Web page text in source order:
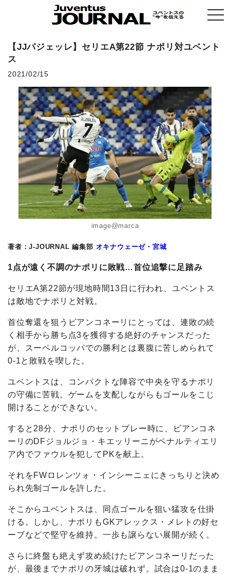
【JJパジェッレ】セリエA第22節 ナポリ対ユベント
ス
2021/02/15
image@marca
著者：J-JOURNAL 編集部 オキナウェーゼ・宮城
1点が遠く不調のナポリに敗戦…首位追撃に足踏み
セリエA第22節が現地時間13日に行われ、ユベントス
は敵地でナポリと対戦。
首位奪還を狙うビアンコネーリにとっては、連敗の続
く相手から勝ち点3を獲得する絶好のチャンスだった
が、スーペルコッパでの勝利とは裏腹に苦しめられて
0-1と敗戦を喫した。
ユベントスは、コンパクトな陣容で中央を守るナポリ
の守備に苦戦。ゲームを支配しながらもゴールをこじ
開けることができない。
すると28分、ナポリのセットプレー時に、ビアンコネ
ーリのDFジョルジョ・キエッリーニがペナルティエリ
ア内でファウルを犯してPKを献上。
それをFWロレンツォ・インシーニェにきっちりと決め
られ先制ゴールを許した。
そこからユベントスは、同点ゴールを狙い猛攻を仕掛
ける。しかし、ナポリもGKアレックス・メレトの好セ
ーブなどで堅守を維持。一歩も譲らない展開が続く。
さらに終盤も絶えず攻め続けたビアンコネーリだった
が、最後までナポリの牙城は破れず。試合は0-1のまま